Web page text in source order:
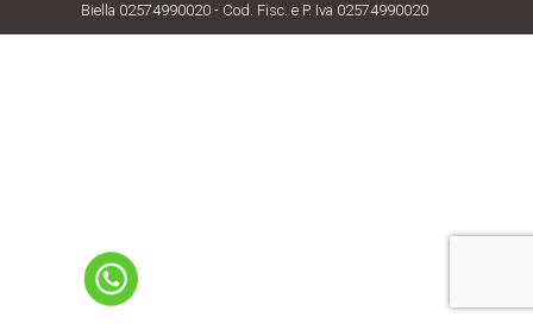
Biella 02574990020 - Cod. Fisc. e P. Iva 02574990020